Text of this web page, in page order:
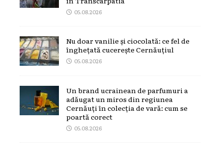
05.08.2026
Nu doar vanilie și ciocolată: ce fel de
înghețată cucerește Cernăuțiul
05.08.2026
Un brand ucrainean de parfumuri a
adăugat un miros din regiunea
Cernăuți în colecția de vară: cum se
poartă corect
05.08.2026